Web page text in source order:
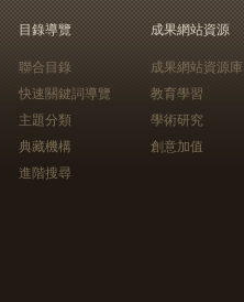
目錄導覽
聯合目錄
快速關鍵詞導覽
主題分類
典藏機構
進階搜尋
成果網站資源
成果網站資源庫
教育學習
學術研究
創意加值